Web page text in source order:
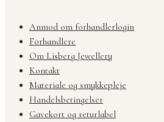
Anmod om forhandlerlogin
Forhandlere
Om Lisberg Jewellery
Kontakt
Materiale og smykkepleje
Handelsbetingelser
Gavekort og returlabel